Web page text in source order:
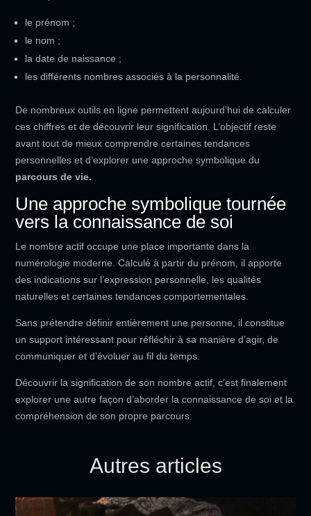
le prénom ;
le nom ;
la date de naissance ;
les différents nombres associés à la personnalité.
De nombreux outils en ligne permettent aujourd’hui de calculer
ces chiffres et de découvrir leur signification. L’objectif reste
avant tout de mieux comprendre certaines tendances
personnelles et d’explorer une approche symbolique du
parcours de vie.
Une approche symbolique tournée
vers la connaissance de soi
Le nombre actif occupe une place importante dans la
numérologie moderne. Calculé à partir du prénom, il apporte
des indications sur l’expression personnelle, les qualités
naturelles et certaines tendances comportementales.
Sans prétendre définir entièrement une personne, il constitue
un support intéressant pour réfléchir à sa manière d’agir, de
communiquer et d’évoluer au fil du temps.
Découvrir la signification de son nombre actif, c’est finalement
explorer une autre façon d’aborder la connaissance de soi et la
compréhension de son propre parcours.
Autres articles